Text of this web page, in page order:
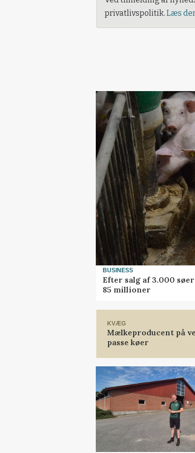
privatlivspolitik. Læs
BUSINESS
Efter salg af 3.000
85 millioner
KVÆG
Mælkeproducent på
passe køer